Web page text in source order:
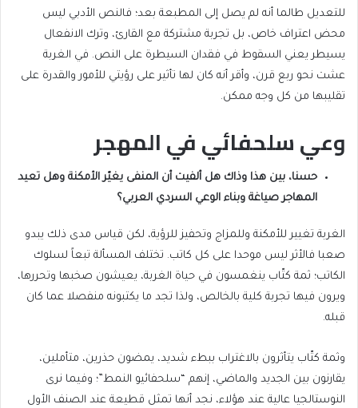
للتعديل طالما أنه لم يصل إلى المطبعة بعد؛ فالنص الأدبي ليس
محض اعتراف خاص، بل تجربة مشتركة مع القارئ، وترك الانفعال
يسيطر يعني السقوط في فقدان السيطرة على النص. في الغربة
عشت نحو ربع قرن، وأقر أنه كان لها تأثير على رؤيتي للأمور والقدرة على
تقليبها من كل وجه ممكن.
وعي سلحفائي في المهجر
حسنا، بين هذا وذاك هل ألفيت أن المنفى يغيّر الأمكنة وهل تعيد
المهاجر صياغة وبناء الوعي السردي العربي؟
الغربة تغيير للأمكنة وللمزاج وتحفيز للرؤية، لكن قياس مدى ذلك يبدو
صعبا فالأثر ليس موحدا على كل كاتب. تختلف المسألة تبعاً لسلوك
الكاتب؛ ثمة كتّاب ينغمسون في حياة الغربة، يعيشون صخبها وتحررها،
ويرون فيها تجربة كلية بالخالص، ولذا تجد ما يكتبونه منفصلا عما كان
قبله.
وثمة كتّاب يتأثرون بالاغتراب ببطء شديد، يمضون حذرين، متأملين،
يقارنون بين الجديد والماضي، إنهم “سلحفائيو النمط”؛ وفيما نرى
النوستالجيا عالية عند هؤلاء، نجد أنها تمثل قطيعة عند الصنف الأول